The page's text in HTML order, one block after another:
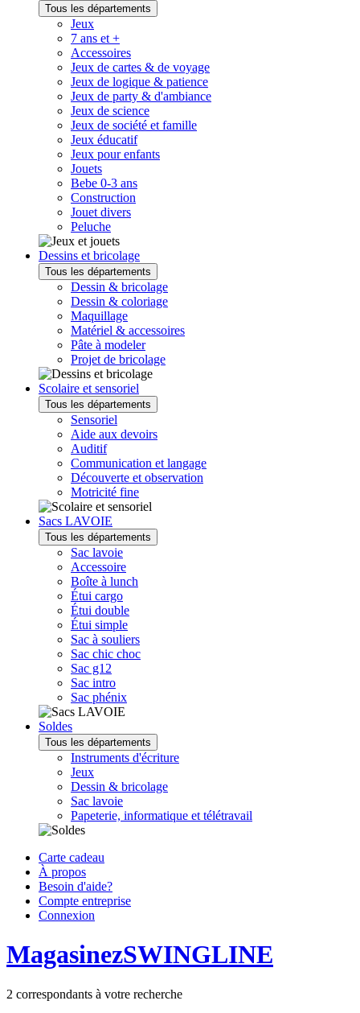
Tous les départements
Jeux
7 ans et +
Accessoires
Jeux de cartes & de voyage
Jeux de logique & patience
Jeux de party & d'ambiance
Jeux de science
Jeux de société et famille
Jeux éducatif
Jeux pour enfants
Jouets
Bebe 0-3 ans
Construction
Jouet divers
Peluche
Dessins et bricolage
Tous les départements
Dessin & bricolage
Dessin & coloriage
Maquillage
Matériel & accessoires
Pâte à modeler
Projet de bricolage
Scolaire et sensoriel
Tous les départements
Sensoriel
Aide aux devoirs
Auditif
Communication et langage
Découverte et observation
Motricité fine
Sacs LAVOIE
Tous les départements
Sac lavoie
Accessoire
Boîte à lunch
Étui cargo
Étui double
Étui simple
Sac à souliers
Sac chic choc
Sac g12
Sac intro
Sac phénix
Soldes
Tous les départements
Instruments d'écriture
Jeux
Dessin & bricolage
Sac lavoie
Papeterie, informatique et télétravail
Carte cadeau
À propos
Besoin d'aide?
Compte entreprise
Connexion
MagasinezSWINGLINE
2 correspondants à votre recherche